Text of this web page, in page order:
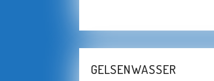
GELSENWASSER